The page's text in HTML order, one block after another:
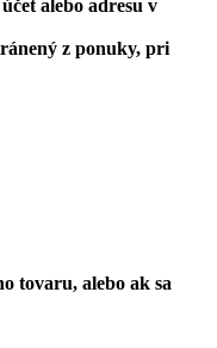
alebo adresu v
z ponuky, pri
tovaru, alebo ak sa